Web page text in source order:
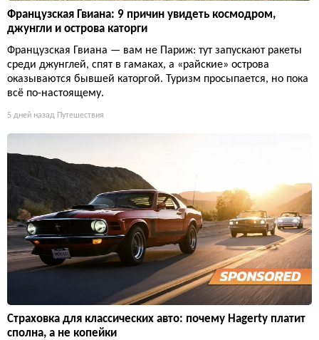
Французская Гвиана: 9 причин увидеть космодром,
джунгли и острова каторги
Французская Гвиана — вам не Париж: тут запускают ракеты
среди джунглей, спят в гамаках, а «райские» острова
оказываются бывшей каторгой. Туризм просыпается, но пока
всё по-настоящему.
5 дней назад Путешествия
Страховка для классических авто: почему Hagerty платит
сполна, а не копейки